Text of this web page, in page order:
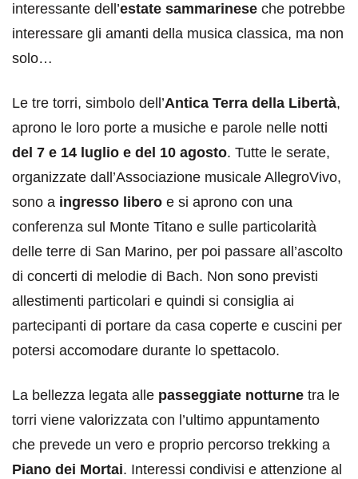
interessante dell’estate sammarinese che potrebbe
interessare gli amanti della musica classica, ma non
solo…
Le tre torri, simbolo dell’Antica Terra della Libertà,
aprono le loro porte a musiche e parole nelle notti
del 7 e 14 luglio e del 10 agosto. Tutte le serate,
organizzate dall’Associazione musicale AllegroVivo,
sono a ingresso libero e si aprono con una
conferenza sul Monte Titano e sulle particolarità
delle terre di San Marino, per poi passare all’ascolto
di concerti di melodie di Bach. Non sono previsti
allestimenti particolari e quindi si consiglia ai
partecipanti di portare da casa coperte e cuscini per
potersi accomodare durante lo spettacolo.
La bellezza legata alle passeggiate notturne tra le
torri viene valorizzata con l’ultimo appuntamento
che prevede un vero e proprio percorso trekking a
Piano dei Mortai. Interessi condivisi e attenzione al